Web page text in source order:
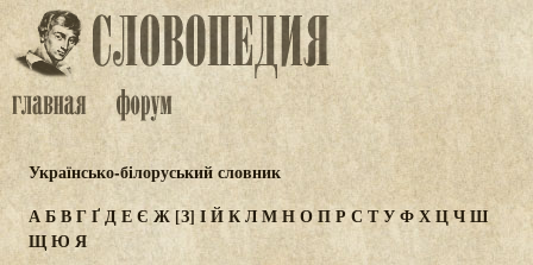
Українсько-білоруський словник
АБВГҐДЕЄ Ж[З] ІЙКЛМНОПР С ТУФХЦЧШ
ЩЮ Я